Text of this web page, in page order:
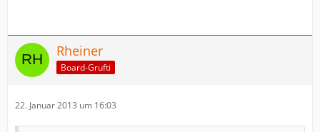
Rheiner
Board-Grufti
22. Januar 2013 um 16:03